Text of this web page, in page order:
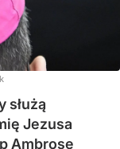
służą
Jezusa
Ambrose